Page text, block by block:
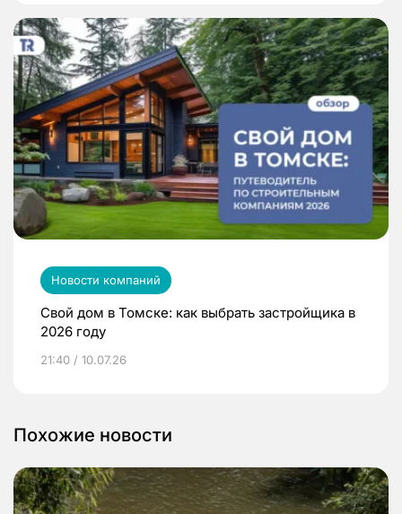
Новости компаний
Свой дом в Томске: как выбрать застройщика в
2026 году
21:40 / 10.07.26
Похожие новости